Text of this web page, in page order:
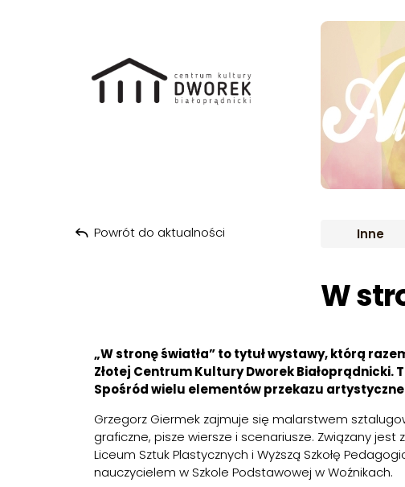
ARCHIWUM
Inne
W
Powrót do aktualności
„W stronę światła” to tytuł wystawy, którą
Złotej Centrum Kultury Dworek
Spośród wielu elementów przekazu
Grzegorz Giermek zajmuje się malarstwem
graficzne, pisze wiersze i scenariusze. Związany jest
Liceum Sztuk Plastycznych i Wyższą Szkołę
nauczycielem w Szkole Podstawowej w Woźnikach.